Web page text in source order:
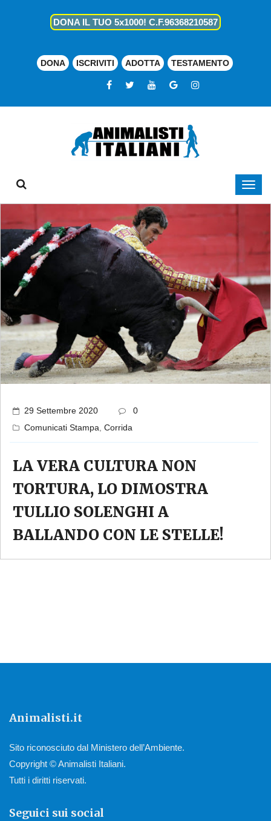
DONA IL TUO 5x1000! C.F.96368210587
DONA ISCRIVITI ADOTTA TESTAMENTO
29 Settembre 2020
0
Comunicati Stampa Corrida
LA VERA CULTURA NON
TORTURA, LO DIMOSTRA
TULLIO SOLENGHI A
BALLANDO CON LE STELLE!
Animalisti.it
Sito riconosciuto dal Ministero dell’Ambiente.
Copyright © Animalisti Italiani.
Tutti i diritti riservati.
Seguici sui social